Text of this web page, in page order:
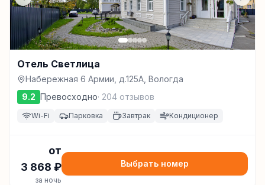
Отель Светлица
Набережная 6 Армии, д.125А, Вологда
9.2 Превосходно· 204 отзывов
Wi-Fi Парковка Завтрак Кондиционер
от
3 868 ₽
за ночь
Выбрать номер